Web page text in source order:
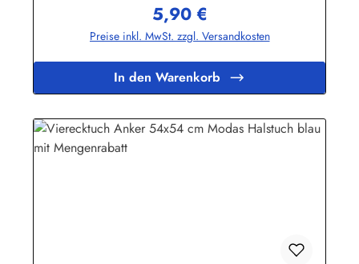
GmbHHeglitzer Str. 1226409 Wittmundinfo@modas-
bekleidung.de
Regulärer Preis:
5,90 €
Preise inkl. MwSt. zzgl. Versandkosten
In den Warenkorb